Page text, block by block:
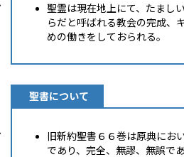
聖霊は現在地上にて、たまし
らだと呼ばれる教会の完成、
めの働きをしておられる。
聖書について
旧新約聖書６６巻は原典にお
であり、完全、無謬、無誤であ